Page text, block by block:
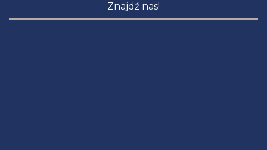
Znajdź nas!